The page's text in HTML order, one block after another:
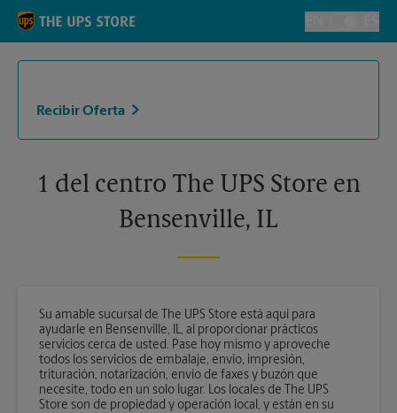
Skip to content
Alternar el
Return to Nav
Recibir Oferta
1 del centro The UPS Store en
Bensenville, IL
Su amable sucursal de The UPS Store está aquí para
ayudarle en Bensenville, IL, al proporcionar prácticos
servicios cerca de usted. Pase hoy mismo y aproveche
todos los servicios de embalaje, envío, impresión,
trituración, notarización, envío de faxes y buzón que
necesite, todo en un solo lugar. Los locales de The UPS
Store son de propiedad y operación local, y están en su